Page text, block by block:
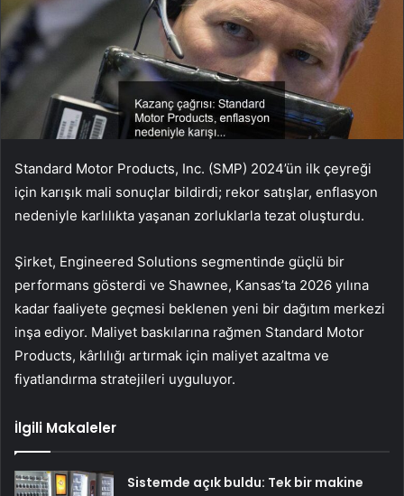
Standard Motor Products, Inc. (SMP) 2024’ün ilk çeyreği
için karışık mali sonuçlar bildirdi; rekor satışlar, enflasyon
nedeniyle karlılıkta yaşanan zorluklarla tezat oluşturdu.
Şirket, Engineered Solutions segmentinde güçlü bir
performans gösterdi ve Shawnee, Kansas’ta 2026 yılına
kadar faaliyete geçmesi beklenen yeni bir dağıtım merkezi
inşa ediyor. Maliyet baskılarına rağmen Standard Motor
Products, kârlılığı artırmak için maliyet azaltma ve
fiyatlandırma stratejileri uyguluyor.
İlgili Makaleler
Sistemde açık buldu: Tek bir makine